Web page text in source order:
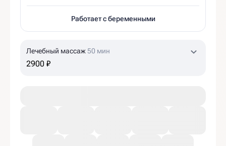
Работает с беременными
Лечебный массаж 50 мин
2900 ₽